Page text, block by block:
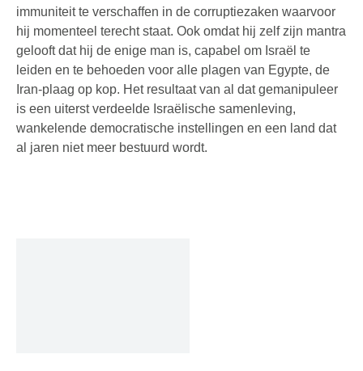
immuniteit te verschaffen in de corruptiezaken waarvoor
hij momenteel terecht staat. Ook omdat hij zelf zijn mantra
gelooft dat hij de enige man is, capabel om Israël te
leiden en te behoeden voor alle plagen van Egypte, de
Iran-plaag op kop. Het resultaat van al dat gemanipuleer
is een uiterst verdeelde Israëlische samenleving,
wankelende democratische instellingen en een land dat
al jaren niet meer bestuurd wordt.